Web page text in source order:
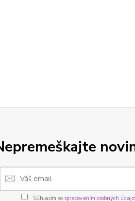
Súhlasím so spracovaním osobných